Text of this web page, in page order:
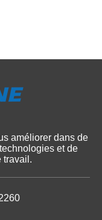
améliorer dans de
et de
travail.